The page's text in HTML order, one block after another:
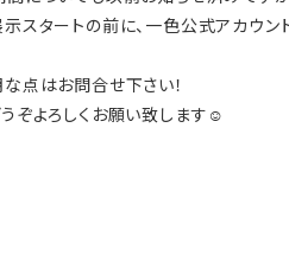
スタートの前に、一色公式アカウ
点はお問合せ下さい！
ぞよろしくお願い致します☺